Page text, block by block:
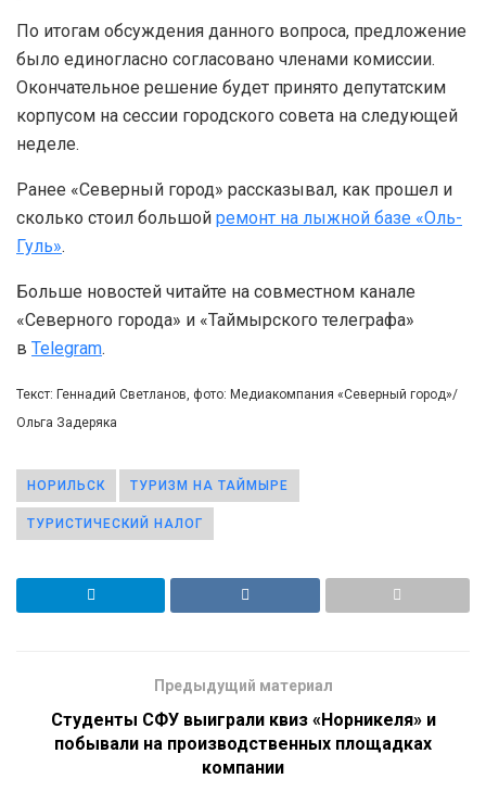
По итогам обсуждения данного вопроса, предложение
было единогласно согласовано членами комиссии.
Окончательное решение будет принято депутатским
корпусом на сессии городского совета на следующей
неделе.
Ранее «Северный город» рассказывал, как прошел и
сколько стоил большой ремонт на лыжной базе «Оль-
Гуль».
Больше новостей читайте на совместном канале
«Северного города» и «Таймырского телеграфа»
в Telegram.
Текст: Геннадий Светланов, фото: Медиакомпания «Северный город»/
Ольга Задеряка
НОРИЛЬСК ТУРИЗМ НА ТАЙМЫРЕ
ТУРИСТИЧЕСКИЙ НАЛОГ
Предыдущий материал
Студенты СФУ выиграли квиз «Норникеля» и
побывали на производственных площадках
компании